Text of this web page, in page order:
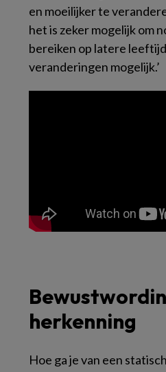
en moeilijker te
het is zeker mogelijk om
bereiken op latere
veranderingen mogelijk.’
herkenning
Hoe ga je van een